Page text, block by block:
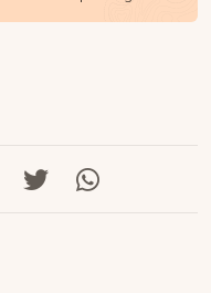
Deel
Deel